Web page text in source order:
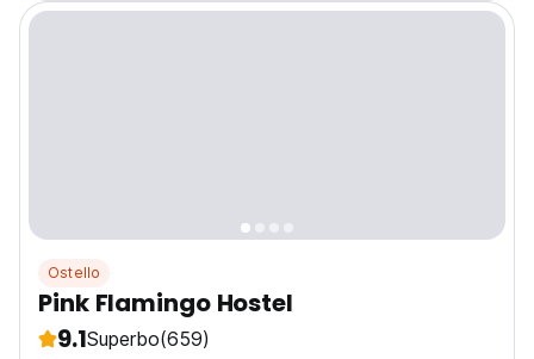
Ostello
Pink Flamingo Hostel
9.1Superbo(659)